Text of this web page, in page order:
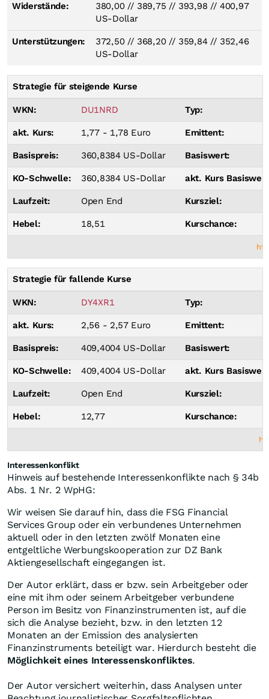
Widerstände: 380,00 // 389,75 // 393,98 // 400,97
US-Dollar
Unterstützungen: 372,50 // 368,20 // 359,84 // 352,46
US-Dollar
Strategie für steigende Kurse
WKN: DU1NRD Typ:
akt. Kurs: 1,77 - 1,78 Euro Emittent:
Basispreis: 360,8384 US-Dollar Basiswert:
KO-Schwelle: 360,8384 US-Dollar akt. Kurs
Laufzeit: Open End Kursziel:
Hebel: 18,51 Kurschance:
Strategie für fallende Kurse
WKN: DY4XR1 Typ:
akt. Kurs: 2,56 - 2,57 Euro Emittent:
Basispreis: 409,4004 US-Dollar Basiswert:
KO-Schwelle: 409,4004 US-Dollar akt. Kurs
Laufzeit: Open End Kursziel:
Hebel: 12,77 Kurschance:
Interessenkonflikt
Hinweis auf bestehende Interessenkonflikte nach § 34b
Abs. 1 Nr. 2 WpHG:
Wir weisen Sie darauf hin, dass die FSG Financial
Services Group oder ein verbundenes Unternehmen
aktuell oder in den letzten zwölf Monaten eine
entgeltliche Werbungskooperation zur DZ Bank
Aktiengesellschaft eingegangen ist.
Der Autor erklärt, dass er bzw. sein Arbeitgeber oder
eine mit ihm oder seinem Arbeitgeber verbundene
Person im Besitz von Finanzinstrumenten ist, auf die
sich die Analyse bezieht, bzw. in den letzten 12
Monaten an der Emission des analysierten
Finanzinstruments beteiligt war. Hierdurch besteht die
Möglichkeit eines Interessenskonfliktes.
Der Autor versichert weiterhin, dass Analysen unter